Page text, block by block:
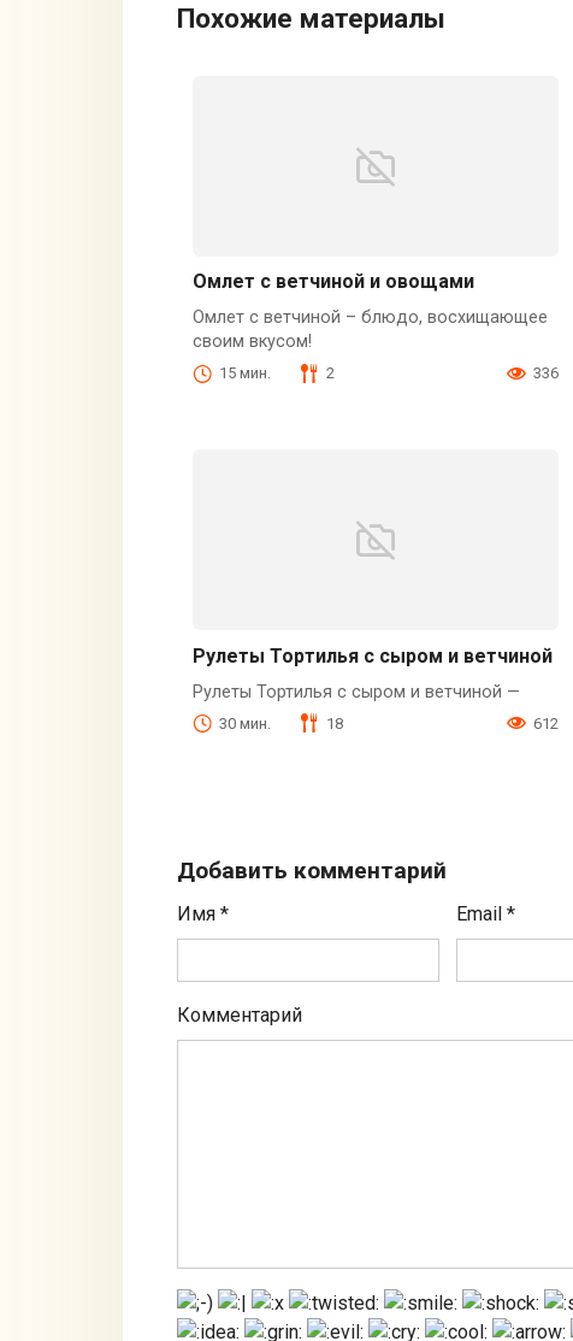
Похожие материалы
Омлет с ветчиной и овощами
Омлет с ветчиной – блюдо, восхищающее
своим вкусом!
15 мин. 2 336
Рулеты Тортилья с сыром и ветчиной
Рулеты Тортилья с сыром и ветчиной —
30 мин. 18 612
Добавить комментарий
Имя * Email*
Комментарий